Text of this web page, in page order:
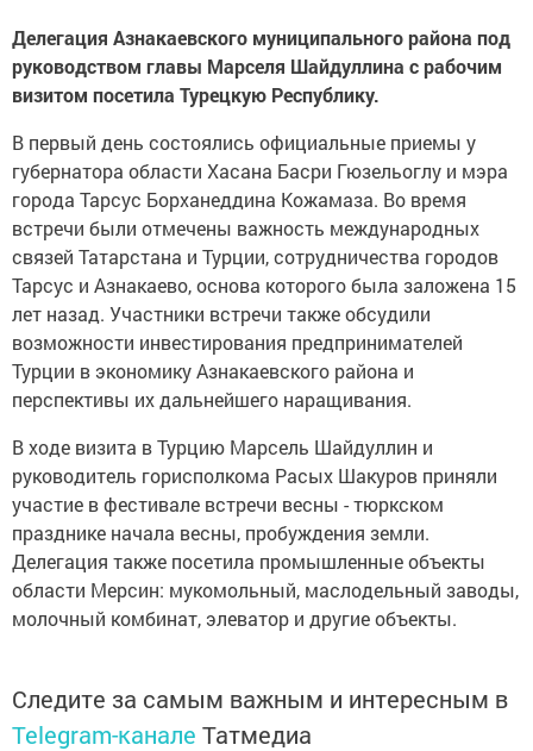
Делегация Азнакаевского муниципального района под
руководством главы Марселя Шайдуллина с рабочим
визитом посетила Турецкую Республику.
В первый день состоялись официальные приемы у
губернатора области Хасана Басри Гюзельоглу и мэра
города Тарсус Борханеддина Кожамаза. Во время
встречи были отмечены важность международных
связей Татарстана и Турции, сотрудничества городов
Тарсус и Азнакаево, основа которого была заложена 15
лет назад. Участники встречи также обсудили
возможности инвестирования предпринимателей
Турции в экономику Азнакаевского района и
перспективы их дальнейшего наращивания.
В ходе визита в Турцию Марсель Шайдуллин и
руководитель горисполкома Расых Шакуров приняли
участие в фестивале встречи весны - тюркском
празднике начала весны, пробуждения земли.
Делегация также посетила промышленные объекты
области Мерсин: мукомольный, маслодельный заводы,
молочный комбинат, элеватор и другие объекты.
Следите за самым важным и интересным в
Telegram-канале Татмедиа